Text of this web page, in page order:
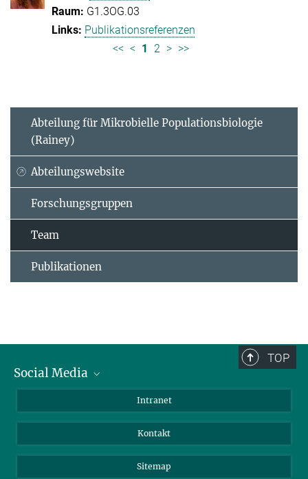
G1.3OG.03
Publikationsreferenzen
<< < 1 2 > >>
Abteilung für Mikrobielle Populationsbiologie
(Rainey)
Abteilungswebsite
Forschungsgruppen
Team
Publikationen
TOP
Social Media
LinkedIn
Intranet
Kontakt
Sitemap